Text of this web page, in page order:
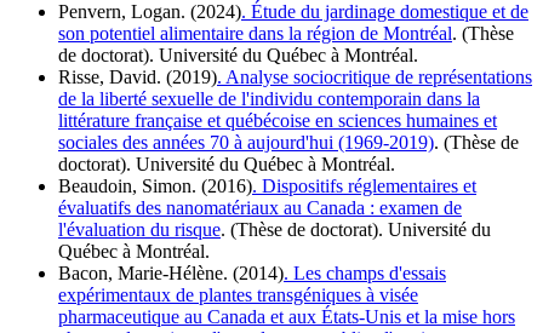
Penvern, Logan. (2024). Étude du jardinage domestique et de
son potentiel alimentaire dans la région de Montréal. (Thèse
de doctorat). Université du Québec à Montréal.
Risse, David. (2019). Analyse sociocritique de représentations
de la liberté sexuelle de l'individu contemporain dans la
littérature française et québécoise en sciences humaines et
sociales des années 70 à aujourd'hui (1969-2019). (Thèse de
doctorat). Université du Québec à Montréal.
Beaudoin, Simon. (2016). Dispositifs réglementaires et
évaluatifs des nanomatériaux au Canada : examen de
l'évaluation du risque. (Thèse de doctorat). Université du
Québec à Montréal.
Bacon, Marie-Hélène. (2014). Les champs d'essais
expérimentaux de plantes transgéniques à visée
pharmaceutique au Canada et aux États-Unis et la mise hors